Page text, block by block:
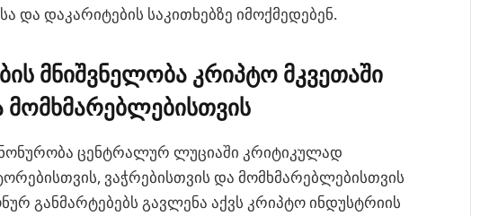
და დაკარიტების საკითხებზე იმოქმედებენ.
მნიშვნელობა კრიპტო მკვეთაში
მომხმარებლებისთვის
ცენტრალურ ლუციაში კრიტიკულად
ვაჭრებისთვის და მომხმარებლებისთვის
განმარტებებს გავლენა აქვს კრიპტო ინდუსტრიის